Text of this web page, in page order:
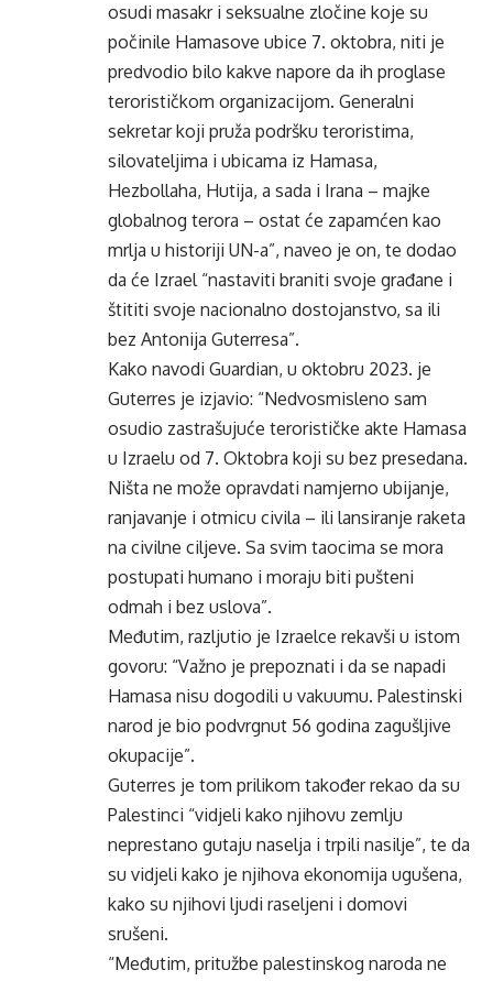
osudi masakr i seksualne zločine koje su
počinile Hamasove ubice 7. oktobra, niti je
predvodio bilo kakve napore da ih proglase
terorističkom organizacijom. Generalni
sekretar koji pruža podršku teroristima,
silovateljima i ubicama iz Hamasa,
Hezbollaha, Hutija, a sada i Irana – majke
globalnog terora – ostat će zapamćen kao
mrlja u historiji UN-a”, naveo je on, te dodao
da će Izrael “nastaviti braniti svoje građane i
štititi svoje nacionalno dostojanstvo, sa ili
bez Antonija Guterresa”.
Kako navodi Guardian, u oktobru 2023. je
Guterres je izjavio: “Nedvosmisleno sam
osudio zastrašujuće terorističke akte Hamasa
u Izraelu od 7. Oktobra koji su bez presedana.
Ništa ne može opravdati namjerno ubijanje,
ranjavanje i otmicu civila – ili lansiranje raketa
na civilne ciljeve. Sa svim taocima se mora
postupati humano i moraju biti pušteni
odmah i bez uslova”.
Međutim, razljutio je Izraelce rekavši u istom
govoru: “Važno je prepoznati i da se napadi
Hamasa nisu dogodili u vakuumu. Palestinski
narod je bio podvrgnut 56 godina zagušljive
okupacije”.
Guterres je tom prilikom također rekao da su
Palestinci “vidjeli kako njihovu zemlju
neprestano gutaju naselja i trpili nasilje”, te da
su vidjeli kako je njihova ekonomija ugušena,
kako su njihovi ljudi raseljeni i domovi
srušeni.
“Međutim, pritužbe palestinskog naroda ne